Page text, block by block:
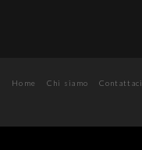
Home Chi siamo Contattaci